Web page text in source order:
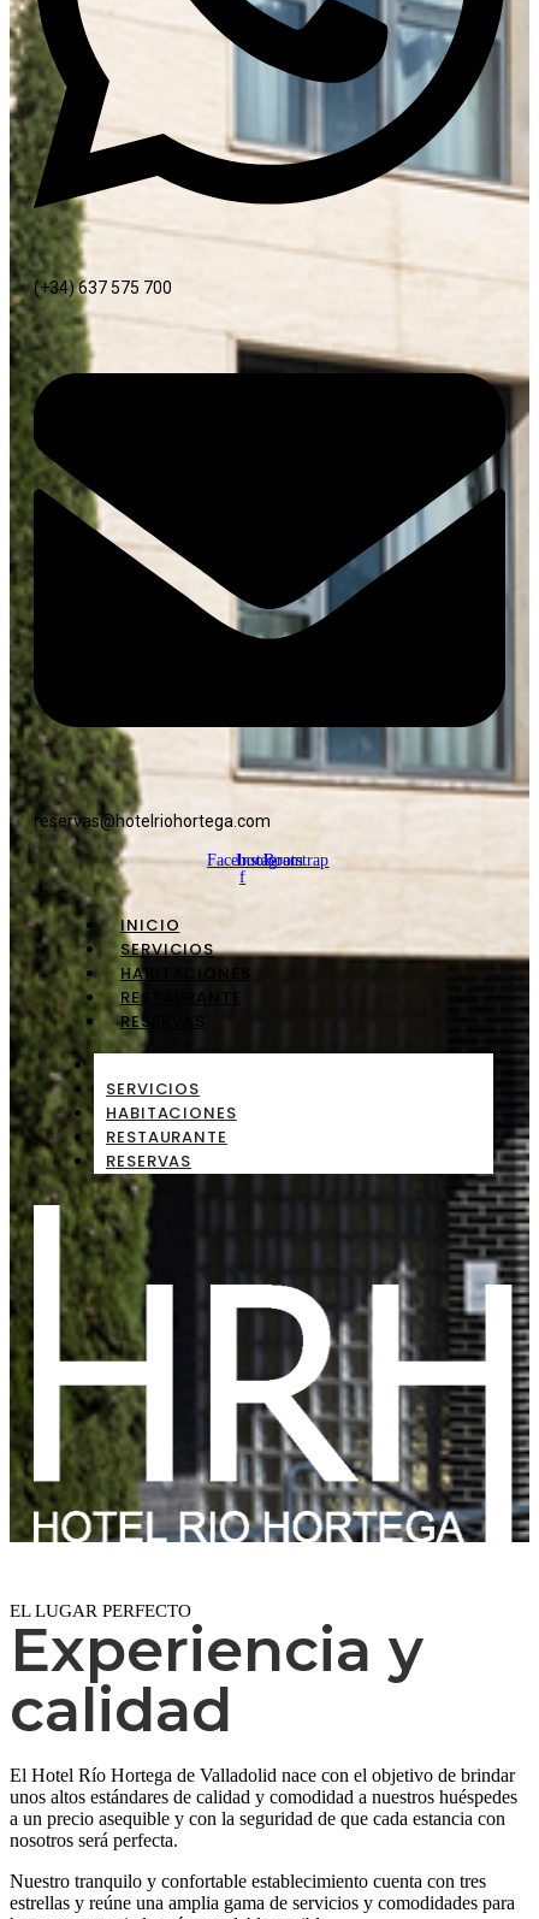
(+34) 637 575 700
reservas@hotelriohortega.com
Facebook-
f
Instagram
Bootstrap
INICIO
SERVICIOS
HABITACIONES
RESTAURANTE
RESERVAS
SERVICIOS
HABITACIONES
RESTAURANTE
RESERVAS
EL LUGAR PERFECTO
Experiencia y
calidad
El Hotel Río Hortega de Valladolid nace con el objetivo de brindar
unos altos estándares de calidad y comodidad a nuestros huéspedes
a un precio asequible y con la seguridad de que cada estancia con
nosotros será perfecta.
Nuestro tranquilo y confortable establecimiento cuenta con tres
estrellas y reúne una amplia gama de servicios y comodidades para